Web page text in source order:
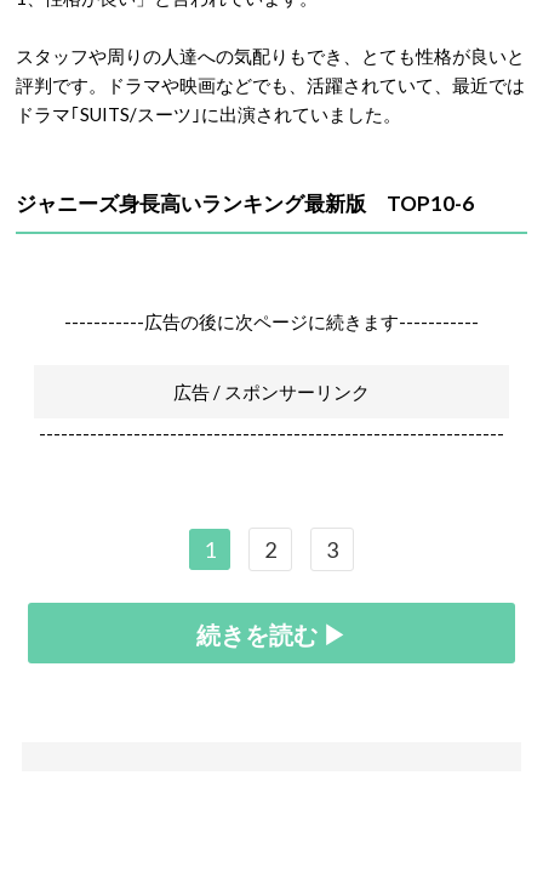
スタッフや周りの人達への気配りもでき、とても性格が良いと
評判です。ドラマや映画などでも、活躍されていて、最近では
ドラマ｢SUITS/スーツ｣に出演されていました。
ジャニーズ身長高いランキング最新版 TOP10-6
-----------広告の後に次ページに続きます-----------
広告 / スポンサーリンク
----------------------------------------------------------------
1 2 3
続きを読む ▶